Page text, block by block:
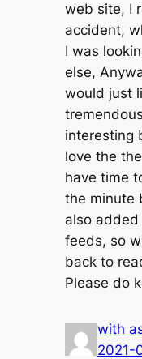
web site, I
accident,
I was
else,
would just
interesting
love the
have time
the minute
also added
feeds, so
back to
Please do
with
2021-